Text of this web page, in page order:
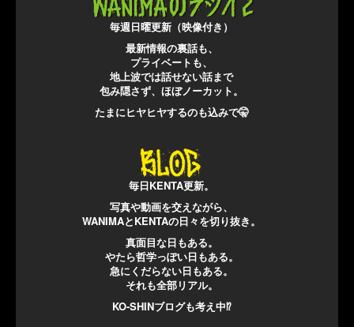
毎週日曜更新（映像付き）
最新情報の裏話も、
プライベートも、
地上波では話せない話まで
包み隠さず、ほぼノーカット。
たまにヒヤヒヤするのも込みで🤫
毎日KENTA更新。
写真や動画を交えながら、
WANIMAとKENTAの日々を切り抜き。
真面目な日もある。
やたら哲学っぽい日もある。
急にくだらない日もある。
それも全部リアル。
KO-SHINブログも考え中⁉